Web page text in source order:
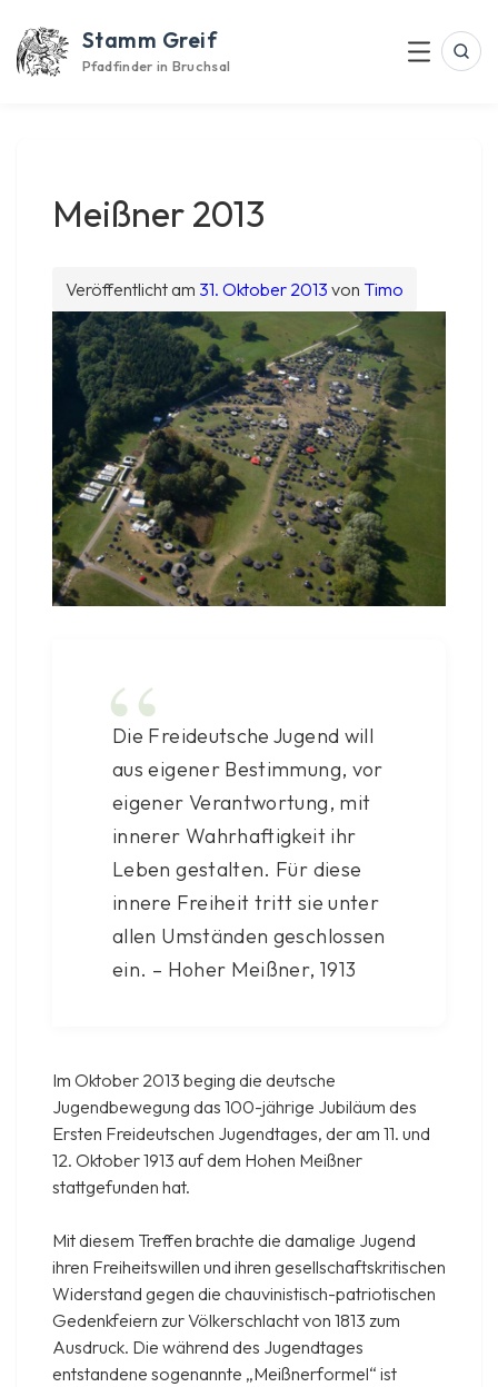
content
Stamm Greif
Pfadfinder in Bruchsal Menu
Meißner 2013
Veröffentlicht am 31. Oktober 2013 von Timo
Die Freideutsche Jugend will
aus eigener Bestimmung, vor
eigener Verantwortung, mit
innerer Wahrhaftigkeit ihr
Leben gestalten. Für diese
innere Freiheit tritt sie unter
allen Umständen geschlossen
ein. – Hoher Meißner, 1913
Im Oktober 2013 beging die deutsche
Jugendbewegung das 100-jährige Jubiläum des
Ersten Freideutschen Jugendtages, der am 11. und
12. Oktober 1913 auf dem Hohen Meißner
stattgefunden hat.
Mit diesem Treffen brachte die damalige Jugend
ihren Freiheitswillen und ihren gesellschaftskritischen
Widerstand gegen die chauvinistisch-patriotischen
Gedenkfeiern zur Völkerschlacht von 1813 zum
Ausdruck. Die während des Jugendtages
entstandene sogenannte „Meißnerformel“ ist